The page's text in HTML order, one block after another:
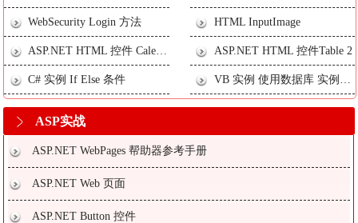
WebSecurity Login 方法 HTML InputImage
ASP.NET HTML 控件Table 2
C# 实例 If Else 条件
ASP实战
ASP.NET WebPages 帮助器参考手册
ASP.NET Web 页面
ASP.NET Button 控件